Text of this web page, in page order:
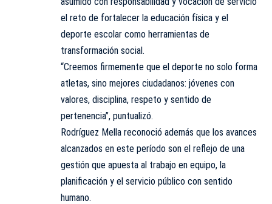
el reto de fortalecer la educación física y el
deporte escolar como herramientas de
transformación social.
“Creemos firmemente que el deporte no solo forma
atletas, sino mejores ciudadanos: jóvenes con
valores, disciplina, respeto y sentido de
pertenencia”, puntualizó.
Rodríguez Mella reconoció además que los avances
alcanzados en este período son el reflejo de una
gestión que apuesta al trabajo en equipo, la
planificación y el servicio público con sentido
humano.